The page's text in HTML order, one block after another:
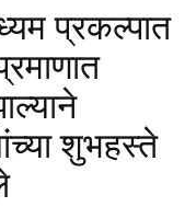
प्रकल्पात
शुभहस्ते